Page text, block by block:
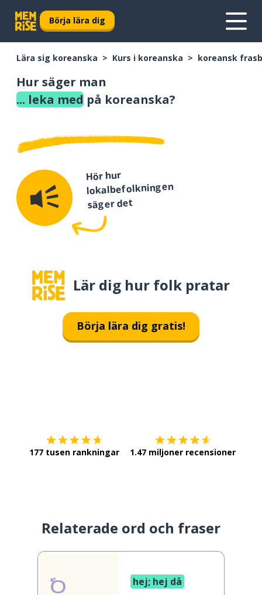
Börja lära dig
Lära sig koreanska Kurs i koreanska koreansk
Hur säger man
... leka med på koreanska?
Hör hur
lokalbefolkningen
säger det
Lär dig hur folk pratar
Börja lära dig gratis!
177 tusen rankningar 1.47 miljoner recensioner
Relaterade ord och fraser
hej; hej då